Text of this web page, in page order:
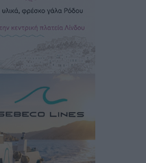
στην υποψηφιότητα
το 9ο Kos 3X3